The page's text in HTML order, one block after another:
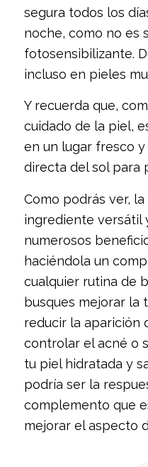
segura todos los
noche, como no es
fotosensibilizante.
incluso en pieles
Y recuerda que,
cuidado de la piel,
en un lugar fresco
directa del sol para
Como podrás ver,
ingrediente versátil
numerosos
haciéndola un
cualquier rutina de
busques mejorar la
reducir la aparición
controlar el acné o
tu piel hidratada y
podría ser la
complemento que
mejorar el aspecto